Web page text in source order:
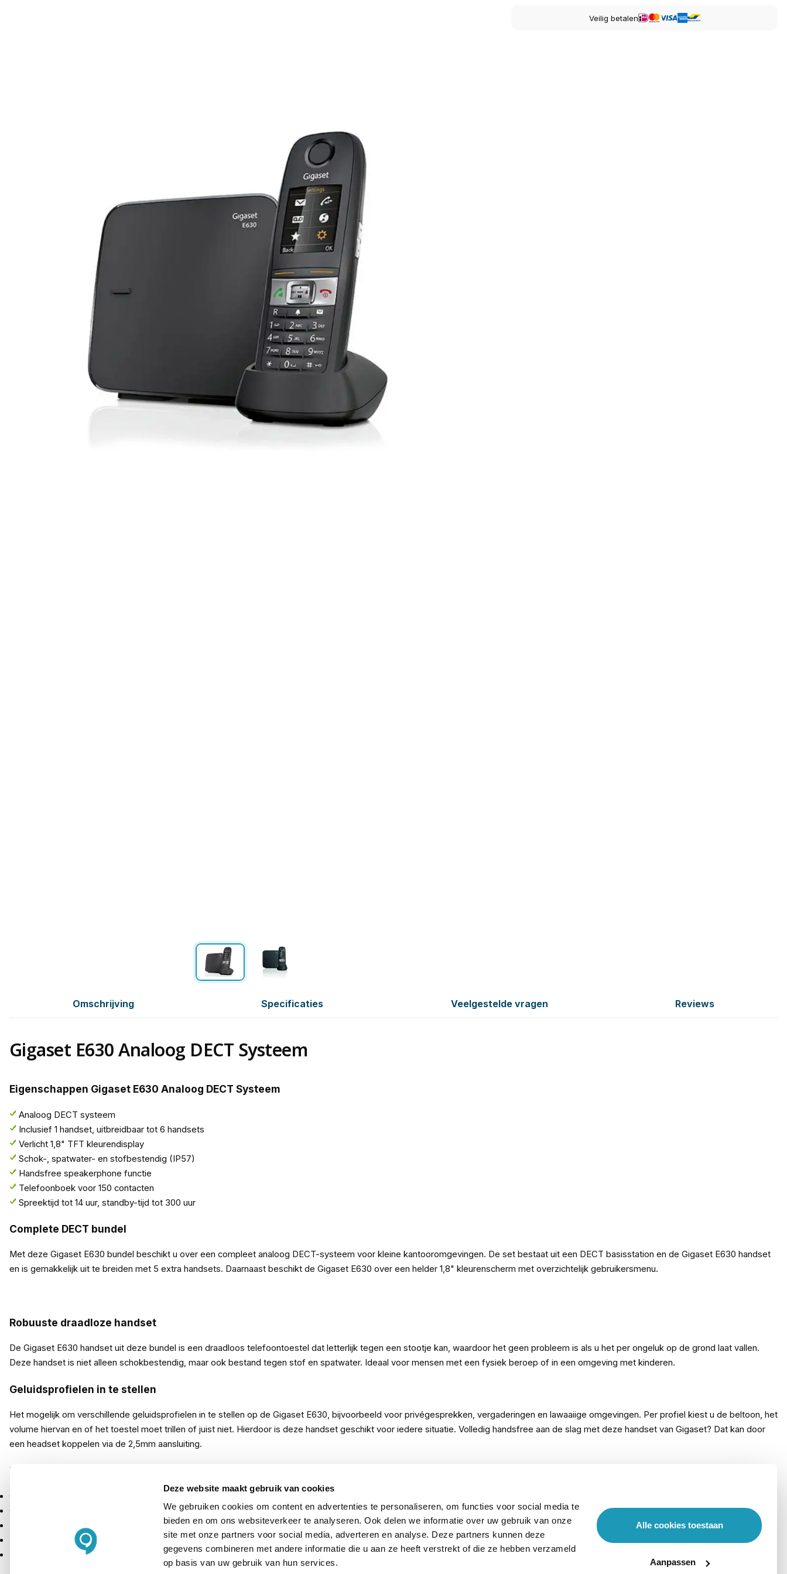
Deze website maakt gebruik van cookies
We gebruiken cookies om content en advertenties te personaliseren, om functies voor social media te
bieden en om ons websiteverkeer te analyseren. Ook delen we informatie over uw gebruik van onze
site met onze partners voor social media, adverteren en analyse. Deze partners kunnen deze
gegevens combineren met andere informatie die u aan ze heeft verstrekt of die ze hebben verzameld
op basis van uw gebruik van hun services.
Alle cookies toestaan
Aanpassen
Veilig betalen
Omschrijving Specificaties Veelgestelde vragen Reviews
Gigaset E630 Analoog DECT Systeem
Eigenschappen Gigaset E630 Analoog DECT Systeem
Analoog DECT systeem
Inclusief 1 handset, uitbreidbaar tot 6 handsets
Verlicht 1,8" TFT kleurendisplay
Schok-, spatwater- en stofbestendig (IP57)
Handsfree speakerphone functie
Telefoonboek voor 150 contacten
Spreektijd tot 14 uur, standby-tijd tot 300 uur
Complete DECT bundel
Met deze Gigaset E630 bundel beschikt u over een compleet analoog DECT-systeem voor kleine kantooromgevingen. De set bestaat uit een DECT basisstation en de Gigaset E630 handset
en is gemakkelijk uit te breiden met 5 extra handsets. Daarnaast beschikt de Gigaset E630 over een helder 1,8" kleurenscherm met overzichtelijk gebruikersmenu.
Robuuste draadloze handset
De Gigaset E630 handset uit deze bundel is een draadloos telefoontoestel dat letterlijk tegen een stootje kan, waardoor het geen probleem is als u het per ongeluk op de grond laat vallen.
Deze handset is niet alleen schokbestendig, maar ook bestand tegen stof en spatwater. Ideaal voor mensen met een fysiek beroep of in een omgeving met kinderen.
Geluidsprofielen in te stellen
Het mogelijk om verschillende geluidsprofielen in te stellen op de Gigaset E630, bijvoorbeeld voor privégesprekken, vergaderingen en lawaaiige omgevingen. Per profiel kiest u de beltoon, het
volume hiervan en of het toestel moet trillen of juist niet. Hierdoor is deze handset geschikt voor iedere situatie. Volledig handsfree aan de slag met deze handset van Gigaset? Dat kan door
een headset koppelen via de 2,5mm aansluiting.
Inhoud verpakking
Gigaset E630H basisstation
Gigaset E630H handset